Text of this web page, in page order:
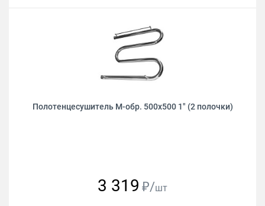
Полотенцесушитель М-обр. 500х500 1" (2 полочки)
3 319 ₽/шт